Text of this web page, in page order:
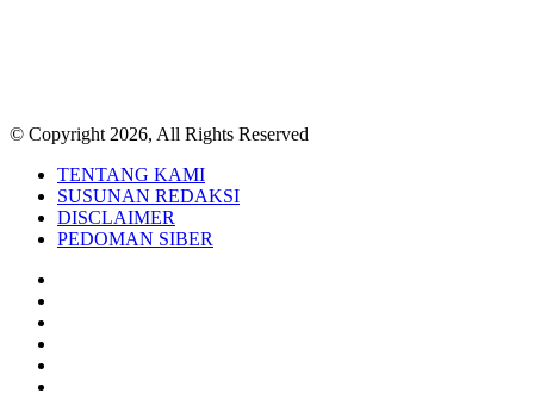
© Copyright 2026, All Rights Reserved
TENTANG KAMI
SUSUNAN REDAKSI
DISCLAIMER
PEDOMAN SIBER